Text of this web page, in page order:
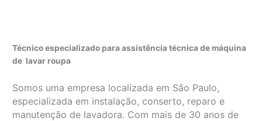
Técnico especializado para assistência técnica de máquina
de lavar roupa
Somos uma empresa localizada em São Paulo,
especializada em instalação, conserto, reparo e
manutenção de lavadora. Com mais de 30 anos de